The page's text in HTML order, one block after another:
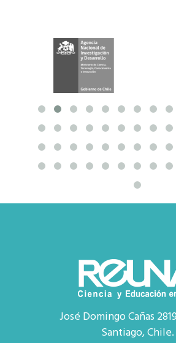
José Domingo Cañas
Santiago, Chile.